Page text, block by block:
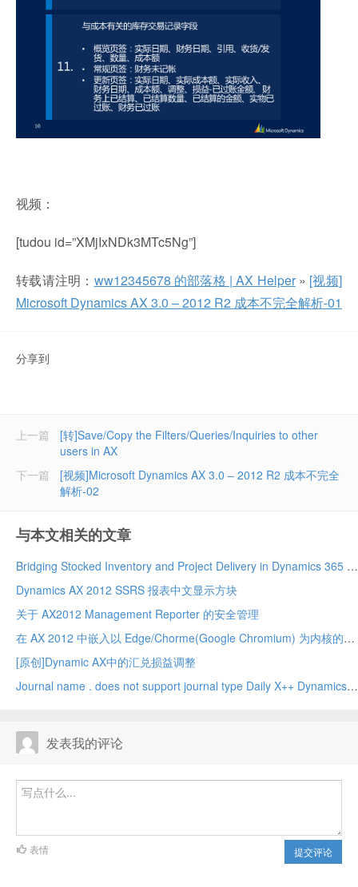
视频：
[tudou id=”XMjIxNDk3MTc5Ng”]
转载请注明： ww12345678 的部落格 | AX Helper» [视频]
Microsoft Dynamics AX 3.0 – 2012 R2 成本不完全解析-01
分享到
上一篇
[转]Save/Copy the Filters/Queries/Inquiries to other
users in AX
[视频]Microsoft Dynamics AX 3.0 – 2012 R2 成本不完全
解析-02
下一篇
与本文相关的文章
Bridging Stocked Inventory and Project Delivery in Dynamics 365 Project Operations Integrated ERP Deployment – A True Game Changer!
Dynamics AX 2012 SSRS 报表中文显示方块
关于 AX2012 Management Reporter 的安全管理
在 AX 2012 中嵌入以 Edge/Chorme(Google Chromium) 为内核的网页浏览器
[原创]Dynamic AX中的汇兑损益调整
Journal name . does not support journal type Daily X++ Dynamics 2012 r3
发表我的评论
提交评论
表情